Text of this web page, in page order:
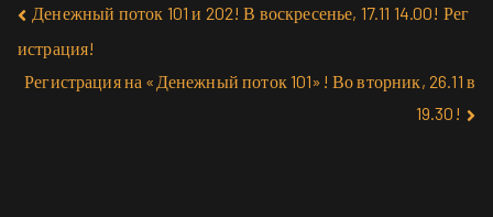
Денежный поток 101 и 202! В воскресенье, 17.11 14.00! Рег
истрация!
Регистрация на «Денежный поток 101»! Во вторник, 26.11 в
19.30!